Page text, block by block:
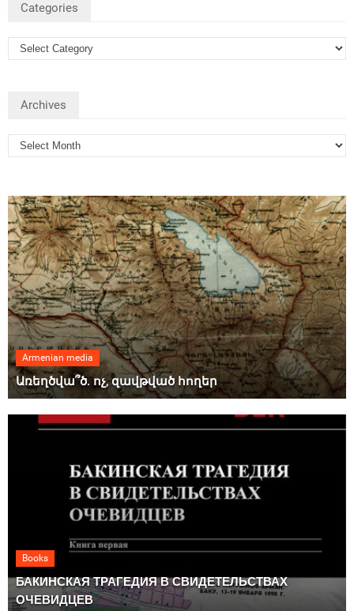
Categories
Archives
Armenian media
Առեղծվա՞ծ. ոչ, զավթված հողեր
Books
БАКИНСКАЯ ТРАГЕДИЯ В СВИДЕТЕЛЬСТВАХ
ОЧЕВИДЦЕВ